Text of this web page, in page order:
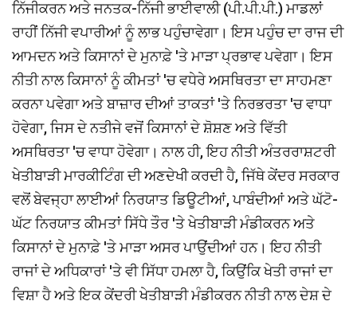
ਨਿੱਜੀਕਰਨ ਅਤੇ ਜਨਤਕ-ਨਿੱਜੀ ਭਾਈਵਾਲੀ (ਪੀ.ਪੀ.ਪੀ.) ਮਾਡਲਾਂ
ਰਾਹੀਂ ਨਿੱਜੀ ਵਪਾਰੀਆਂ ਨੂੰ ਲਾਭ ਪਹੁੰਚਾਵੇਗਾ। ਇਸ ਪਹੁੰਚ ਦਾ ਰਾਜ ਦੀ
ਆਮਦਨ ਅਤੇ ਕਿਸਾਨਾਂ ਦੇ ਮੁਨਾਫ਼ੇ 'ਤੇ ਮਾੜਾ ਪ੍ਰਭਾਵ ਪਵੇਗਾ। ਇਸ
ਨੀਤੀ ਨਾਲ ਕਿਸਾਨਾਂ ਨੂੰ ਕੀਮਤਾਂ 'ਚ ਵਧੇਰੇ ਅਸਥਿਰਤਾ ਦਾ ਸਾਹਮਣਾ
ਕਰਨਾ ਪਵੇਗਾ ਅਤੇ ਬਾਜ਼ਾਰ ਦੀਆਂ ਤਾਕਤਾਂ 'ਤੇ ਨਿਰਭਰਤਾ 'ਚ ਵਾਧਾ
ਹੋਵੇਗਾ, ਜਿਸ ਦੇ ਨਤੀਜੇ ਵਜੋਂ ਕਿਸਾਨਾਂ ਦੇ ਸ਼ੋਸ਼ਣ ਅਤੇ ਵਿੱਤੀ
ਅਸਥਿਰਤਾ 'ਚ ਵਾਧਾ ਹੋਵੇਗਾ। ਨਾਲ ਹੀ, ਇਹ ਨੀਤੀ ਅੰਤਰਰਾਸ਼ਟਰੀ
ਖੇਤੀਬਾੜੀ ਮਾਰਕੀਟਿੰਗ ਦੀ ਅਣਦੇਖੀ ਕਰਦੀ ਹੈ, ਜਿੱਥੇ ਕੇਂਦਰ ਸਰਕਾਰ
ਵਲੋਂ ਬੇਵਜ੍ਹਾ ਲਾਈਆਂ ਨਿਰਯਾਤ ਡਿਊਟੀਆਂ, ਪਾਬੰਦੀਆਂ ਅਤੇ ਘੱਟੋ-
ਘੱਟ ਨਿਰਯਾਤ ਕੀਮਤਾਂ ਸਿੱਧੇ ਤੌਰ 'ਤੇ ਖੇਤੀਬਾੜੀ ਮੰਡੀਕਰਨ ਅਤੇ
ਕਿਸਾਨਾਂ ਦੇ ਮੁਨਾਫ਼ੇ 'ਤੇ ਮਾੜਾ ਅਸਰ ਪਾਉਂਦੀਆਂ ਹਨ। ਇਹ ਨੀਤੀ
ਰਾਜਾਂ ਦੇ ਅਧਿਕਾਰਾਂ 'ਤੇ ਵੀ ਸਿੱਧਾ ਹਮਲਾ ਹੈ, ਕਿਉਂਕਿ ਖੇਤੀ ਰਾਜਾਂ ਦਾ
ਵਿਸ਼ਾ ਹੈ ਅਤੇ ਇਕ ਕੇਂਦਰੀ ਖੇਤੀਬਾੜੀ ਮੰਡੀਕਰਨ ਨੀਤੀ ਨਾਲ ਦੇਸ਼ ਦੇ